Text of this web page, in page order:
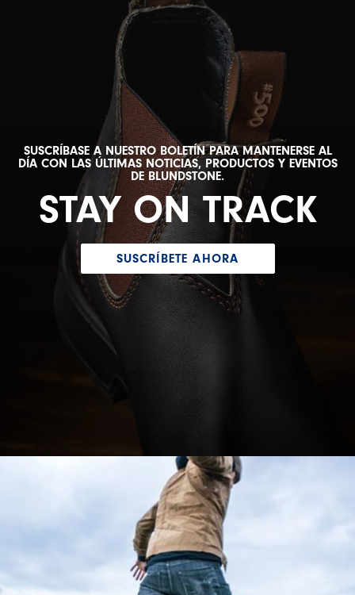
SUSCRÍBASE A NUESTRO BOLETÍN PARA MANTENERSE AL
DÍA CON LAS ÚLTIMAS NOTICIAS, PRODUCTOS Y EVENTOS
DE BLUNDSTONE.
STAY ON TRACK
SUSCRÍBETE AHORA